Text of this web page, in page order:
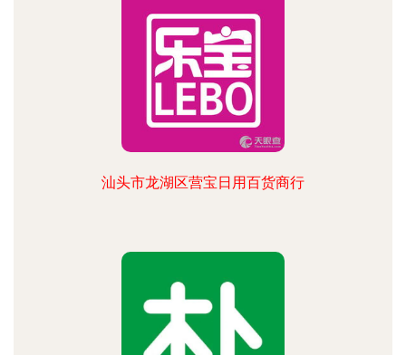
汕头市龙湖区营宝日用百货商行